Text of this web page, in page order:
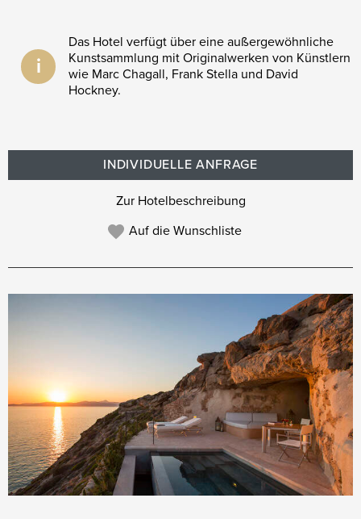
i
Das Hotel verfügt über eine außergewöhnliche
Kunstsammlung mit Originalwerken von Künstlern
wie Marc Chagall, Frank Stella und David
Hockney.
INDIVIDUELLE ANFRAGE
Zur Hotelbeschreibung
Auf die Wunschliste